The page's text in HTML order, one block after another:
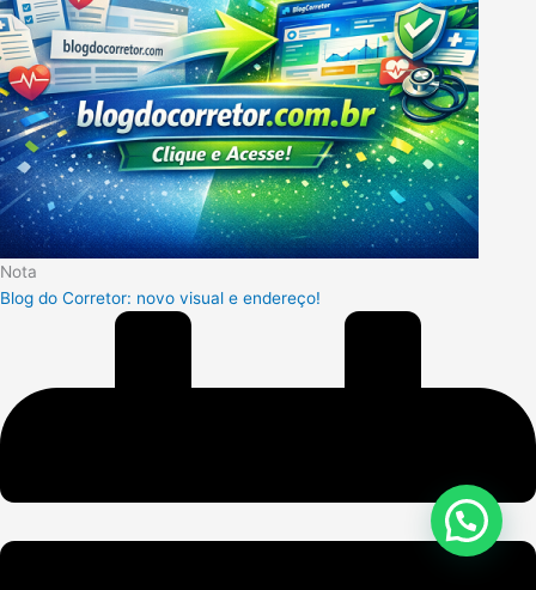
Nota
Blog do Corretor: novo visual e endereço!